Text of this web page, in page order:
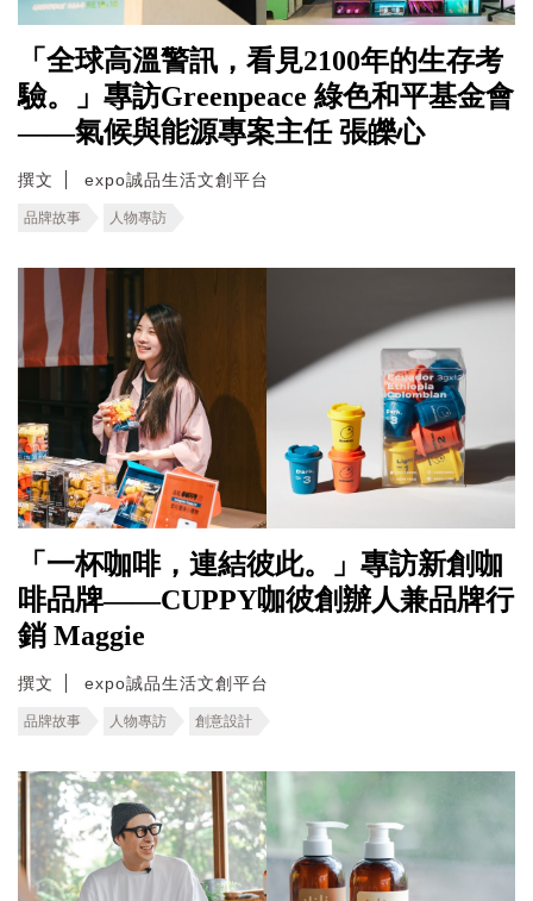
「全球高溫警訊，看見2100年的生存考
驗。」專訪Greenpeace 綠色和平基金會
——氣候與能源專案主任 張皪心
撰文 expo誠品生活文創平台
品牌故事 人物專訪
「一杯咖啡，連結彼此。」專訪新創咖
啡品牌——CUPPY咖彼創辦人兼品牌行
銷 Maggie
撰文 expo誠品生活文創平台
品牌故事 人物專訪 創意設計